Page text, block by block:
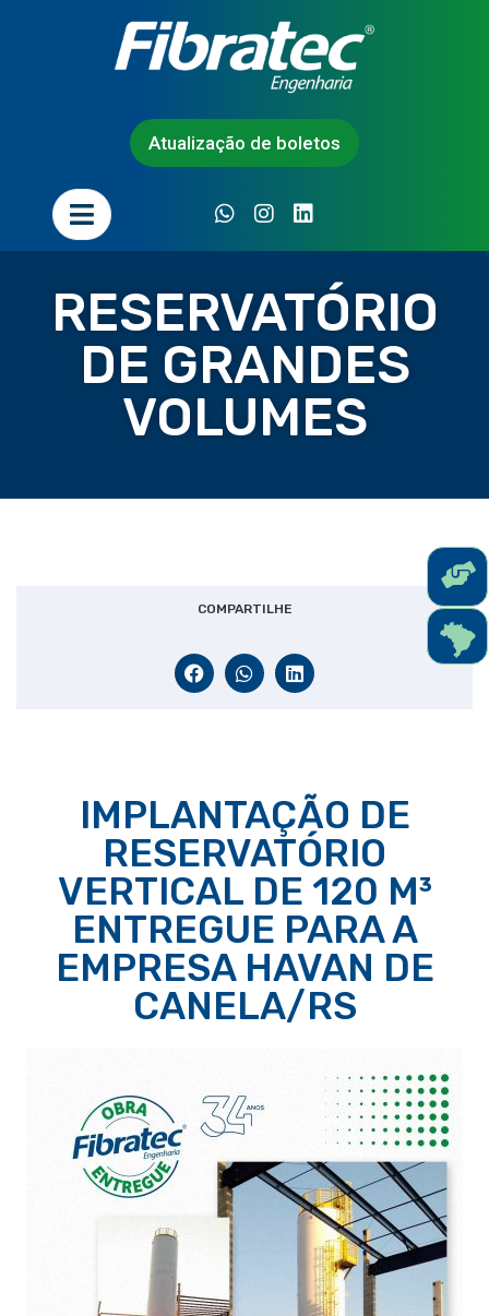
Atualização de boletos
RESERVATÓRIO
DE GRANDES
VOLUMES
COMPARTILHE
IMPLANTAÇÃO DE
RESERVATÓRIO
VERTICAL DE 120 M³
ENTREGUE PARA A
EMPRESA HAVAN DE
CANELA/RS